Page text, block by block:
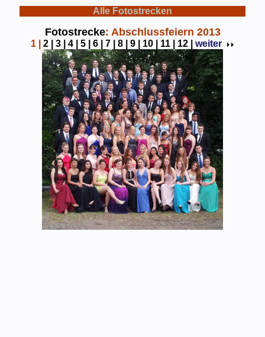
Alle Fotostrecken
Fotostrecke: Abschlussfeiern 2013
1 2 | 3 | 4 | 5 | 6 | 7 | 8 | 9 | 10 | 11 | 12 | weiter